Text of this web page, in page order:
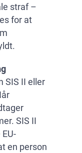
straf –
for at
SIS II eller
SIS II
en person